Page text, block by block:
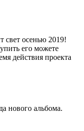
свет осенью 2019!
его можете
действия проекта
нового альбома.